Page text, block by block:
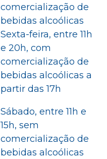
comercialização de
bebidas alcoólicas
Sexta-feira, entre 11h
e 20h, com
comercialização de
bebidas alcoólicas a
partir das 17h
Sábado, entre 11h e
15h, sem
comercialização de
bebidas alcoólicas